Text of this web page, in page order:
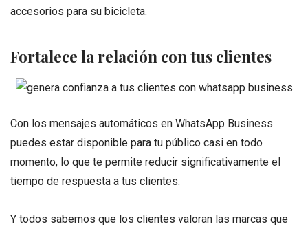
accesorios para su bicicleta.
Fortalece la relación con tus clientes
Con los mensajes automáticos en WhatsApp Business
puedes estar disponible para tu público casi en todo
momento, lo que te permite reducir significativamente el
tiempo de respuesta a tus clientes.
Y todos sabemos que los clientes valoran las marcas que